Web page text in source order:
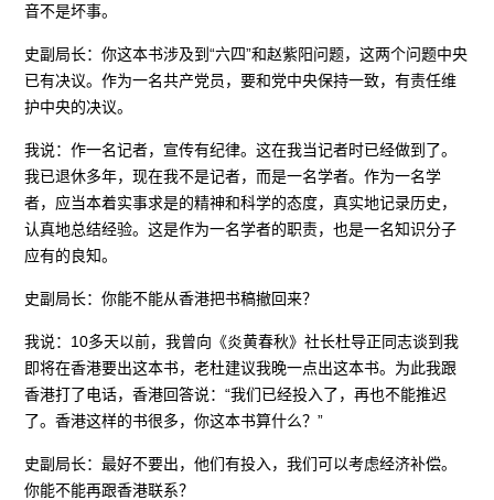
音不是坏事。
史副局长：你这本书涉及到“六四”和赵紫阳问题，这两个问题中央
已有决议。作为一名共产党员，要和党中央保持一致，有责任维
护中央的决议。
我说：作一名记者，宣传有纪律。这在我当记者时已经做到了。
我已退休多年，现在我不是记者，而是一名学者。作为一名学
者，应当本着实事求是的精神和科学的态度，真实地记录历史，
认真地总结经验。这是作为一名学者的职责，也是一名知识分子
应有的良知。
史副局长：你能不能从香港把书稿撤回来？
我说：10多天以前，我曾向《炎黄春秋》社长杜导正同志谈到我
即将在香港要出这本书，老杜建议我晚一点出这本书。为此我跟
香港打了电话，香港回答说：“我们已经投入了，再也不能推迟
了。香港这样的书很多，你这本书算什么？”
史副局长：最好不要出，他们有投入，我们可以考虑经济补偿。
你能不能再跟香港联系？